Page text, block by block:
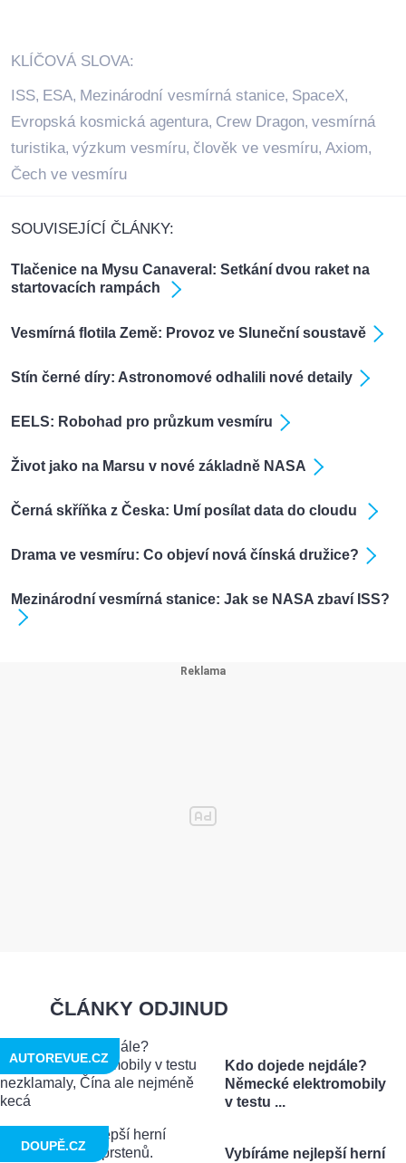
KLÍČOVÁ SLOVA:
ISS, ESA, Mezinárodní vesmírná stanice, SpaceX,
Evropská kosmická agentura, Crew Dragon, vesmírná
turistika, výzkum vesmíru, člověk ve vesmíru, Axiom,
Čech ve vesmíru
SOUVISEJÍCÍ ČLÁNKY:
Tlačenice na Mysu Canaveral: Setkání dvou raket na
startovacích rampách
Vesmírná flotila Země: Provoz ve Sluneční soustavě
Stín černé díry: Astronomové odhalili nové detaily
EELS: Robohad pro průzkum vesmíru
Život jako na Marsu v nové základně NASA
Černá skříňka z Česka: Umí posílat data do cloudu
Drama ve vesmíru: Co objeví nová čínská družice?
Mezinárodní vesmírná stanice: Jak se NASA zbaví ISS?
ČLÁNKY ODJINUD
Kdo dojede nejdále?
Německé elektromobily
v testu ...
AUTOREVUE.CZ
Vybíráme nejlepší herní
DOUPĚ.CZ